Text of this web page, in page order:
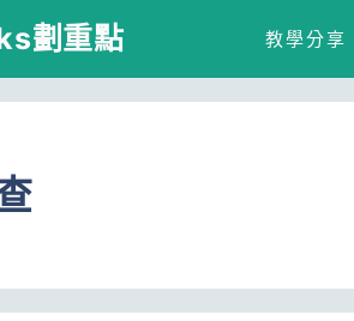
劃重點 教學分享